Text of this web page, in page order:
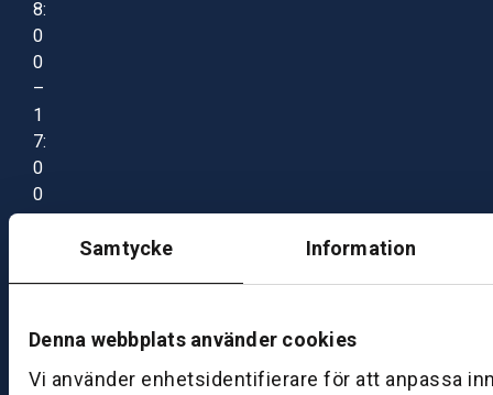
Samtycke Information
Denna webbplats använder cookies
Vi använder enhetsidentifierare för att anpassa
8:
0
0
–
1
7:
0
0
ut
S
k